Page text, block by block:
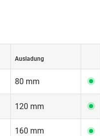
Ausladung
80 mm
120 mm
160 mm